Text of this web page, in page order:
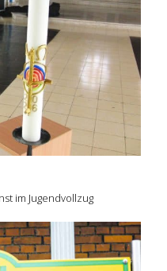
im Jugendvollzug